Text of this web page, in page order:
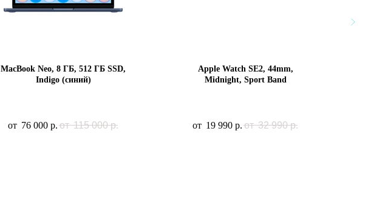
MacBook Neo, 8 ГБ, 512 ГБ SSD,
Indigo (синий)
76 000 р. 115 000 р.
Apple Watch SE2, 44mm,
Midnight, Sport Band
19 990 р. 32 990 р.